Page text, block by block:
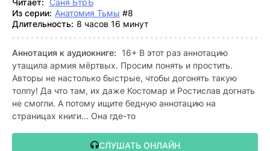
Читает: Саня БтрЪ
Из серии: Анатомия Тьмы #8
Длительность: 8 часов 16 минут
Аннотация к аудиокниге:
16+ В этот раз аннотацию
утащила армия мёртвых. Просим понять и простить.
Авторы не настолько быстрые, чтобы догонять такую
толпу! Да что там, их даже Костомар и Ростислав догнать
не смогли. А потому ищите бедную аннотацию на
страницах книги... Она где-то
СЛУШАТЬ ОНЛАЙН